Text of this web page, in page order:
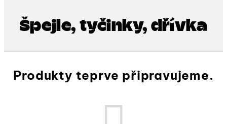
Špejle, tyčinky, dřívka
Produkty teprve připravujeme.